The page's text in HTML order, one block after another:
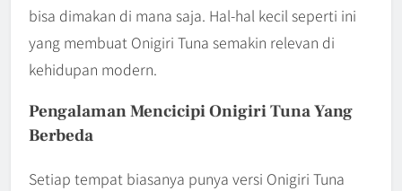
bisa dimakan di mana saja. Hal-hal kecil seperti ini
yang membuat Onigiri Tuna semakin relevan di
kehidupan modern.
Pengalaman Mencicipi Onigiri Tuna Yang
Berbeda
Setiap tempat biasanya punya versi Onigiri Tuna